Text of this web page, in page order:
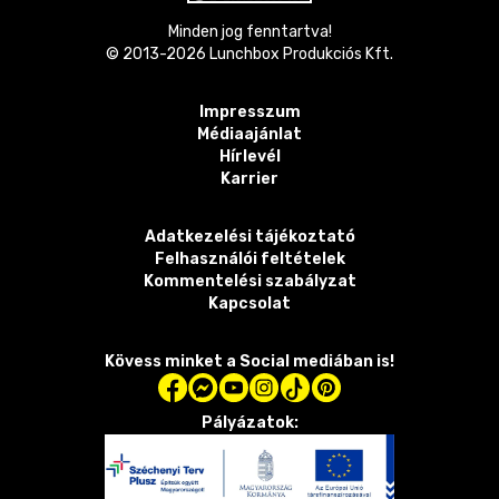
Minden jog fenntartva!
© 2013-2026 Lunchbox Produkciós Kft.
Impresszum
Médiaajánlat
Hírlevél
Karrier
Adatkezelési tájékoztató
Felhasználói feltételek
Kommentelési szabályzat
Kapcsolat
Kövess minket a Social mediában is!
Pályázatok: